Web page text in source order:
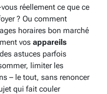
réellement ce que ce
? Ou comment
horaires bon marché
vos appareils
astuces parfois
limiter les
– le tout, sans renoncer
qui fait couler